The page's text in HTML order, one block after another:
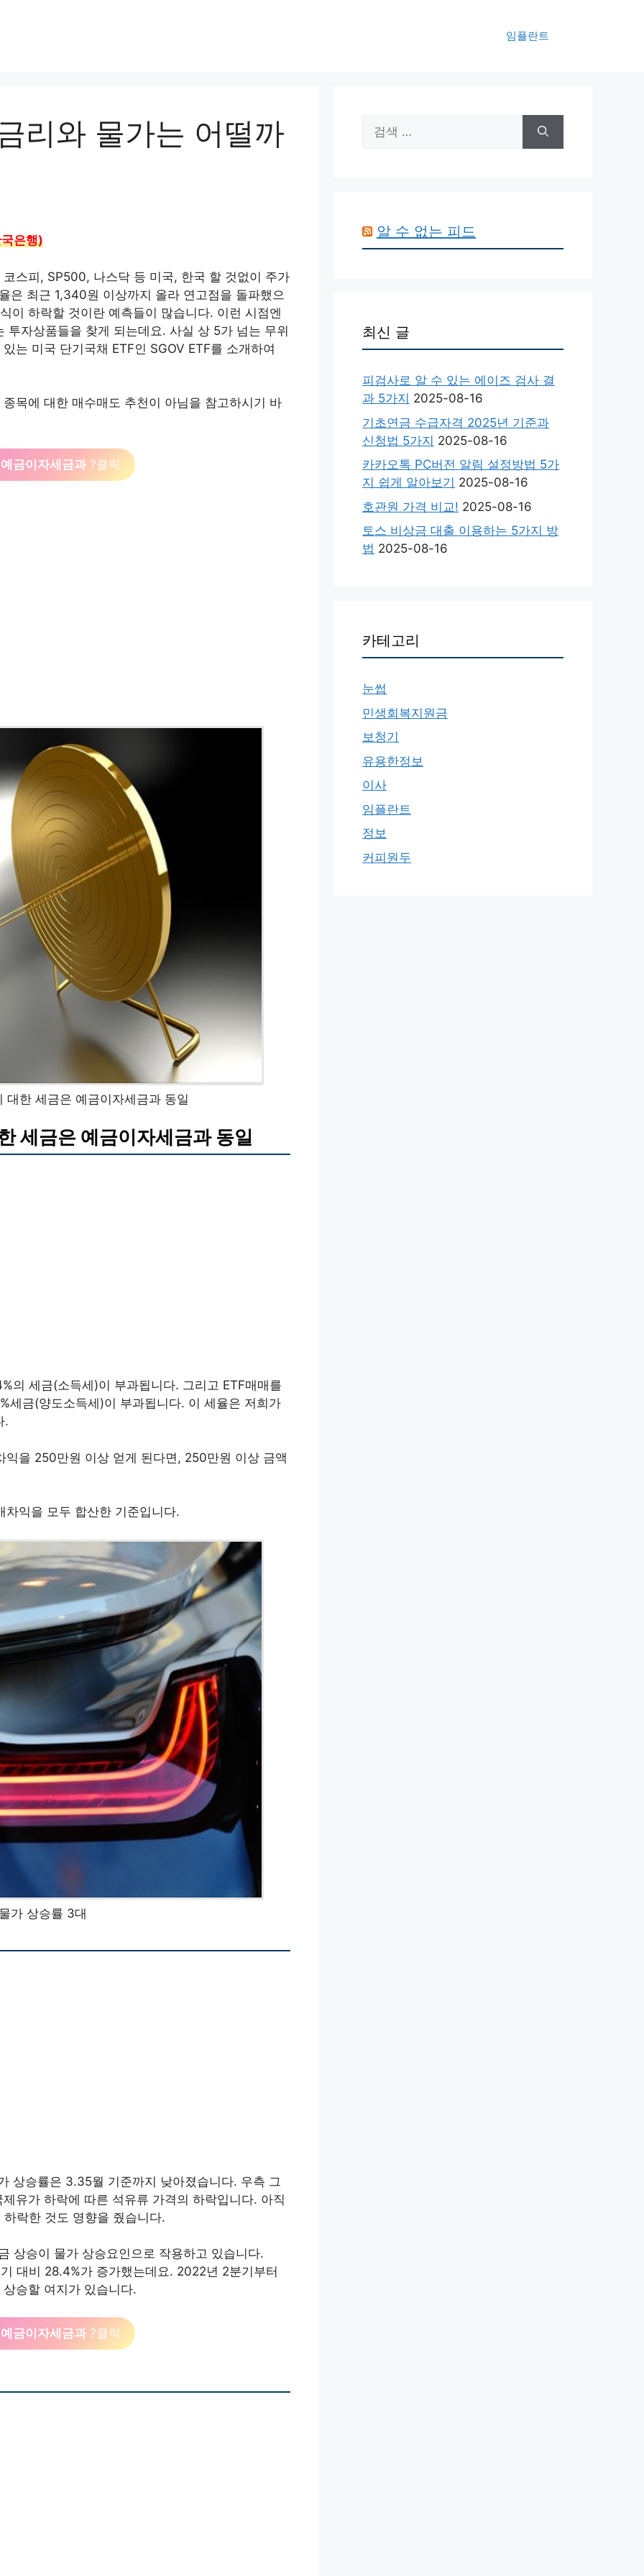
임플란트
리와 물가는 어떨까
은행)
스피, SP500, 나스닥 등 미국, 한국 할 것없이 주가
은 최근 1,340원 이상까지 올라 연고점을 돌파했으
이 하락할 것이란 예측들이 많습니다. 이런 시점엔
자상품들을 찾게 되는데요. 사실 상 5가 넘는 무위
는 미국 단기국채 ETF인 SGOV ETF를 소개하여
목에 대한 매수매도 추천이 아님을 참고하시기 바
금이자세금과 ?클릭
대한 세금은 예금이자세금과 동일
세금은 예금이자세금과 동일
의 세금(소득세)이 부과됩니다. 그리고 ETF매매를
세금(양도소득세)이 부과됩니다. 이 세율은 저희가
.
을 250만원 이상 얻게 된다면, 250만원 이상 금액
익을 모두 합산한 기준입니다.
가 상승률 3대
상승률은 3.35월 기준까지 낮아졌습니다. 우측 그
유가 하락에 따른 석유류 가격의 하락입니다. 아직
락한 것도 영향을 줬습니다.
상승이 물가 상승요인으로 작용하고 있습니다.
대비 28.4%가 증가했는데요. 2022년 2분기부터
승할 여지가 있습니다.
금이자세금과 ?클릭
색:
알 수 없는 피드
최신 글
피검사로 알 수 있는 에이즈 검사 결
과 5가지 2025-08-16
기초연금 수급자격 2025년 기준과
신청법 5가지 2025-08-16
카카오톡 PC버전 알림 설정방법 5가
지 쉽게 알아보기 2025-08-16
호관원 가격 비교! 2025-08-16
토스 비상금 대출 이용하는 5가지 방
법 2025-08-16
카테고리
눈썹
민생회복지원금
보청기
유용한정보
이사
임플란트
정보
커피원두